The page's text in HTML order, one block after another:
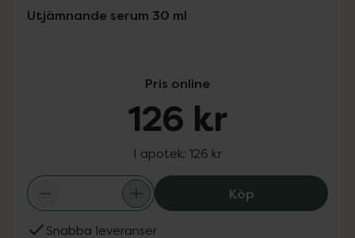
Utjämnande serum 30 ml
Pris online
126 kr
I apotek: 126 kr
KöpThe Ordinary
Snabba leveranser